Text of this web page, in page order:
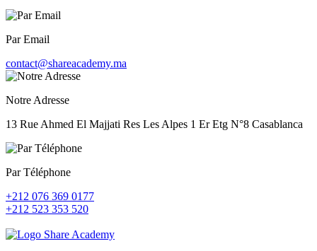
Par Email
contact@shareacademy.ma
Notre Adresse
13 Rue Ahmed El Majjati Res Les Alpes 1 Er Etg N°8 Casablanca
Par Téléphone
+212 076 369 0177
+212 523 353 520